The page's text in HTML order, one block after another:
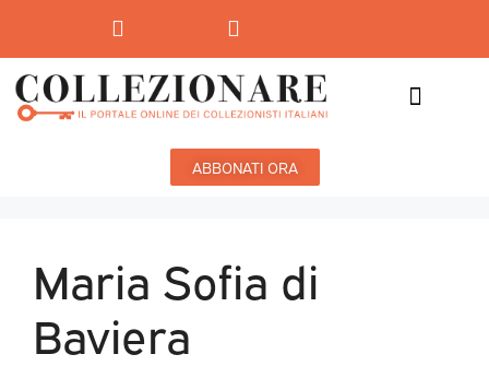
ABBONATI ORA
Maria Sofia di
Baviera